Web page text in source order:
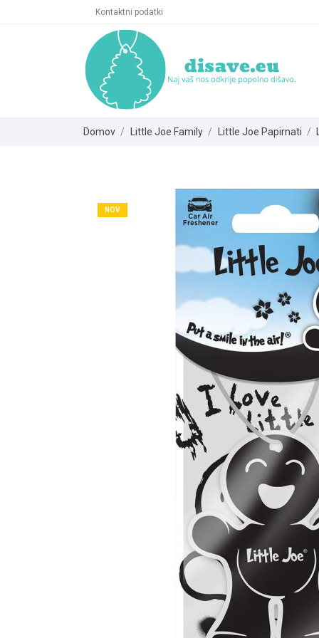
Kontaktni podatki
Domov Little Joe Family Little Joe Papirnati
NOV